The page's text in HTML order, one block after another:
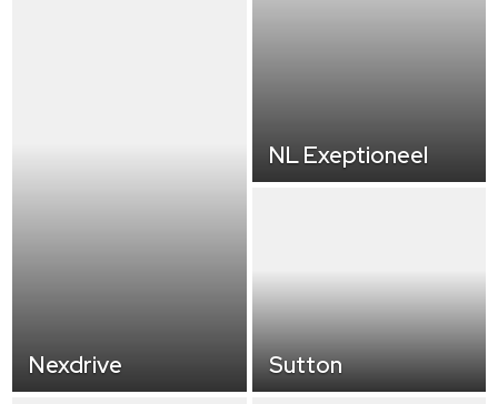
NL Exeptioneel
Nexdrive Sutton